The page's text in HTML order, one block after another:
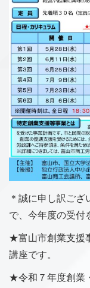
＊誠に申し訳ご
で、今年度の受付
★富山市創業支援
講座です。
★令和７年度創業